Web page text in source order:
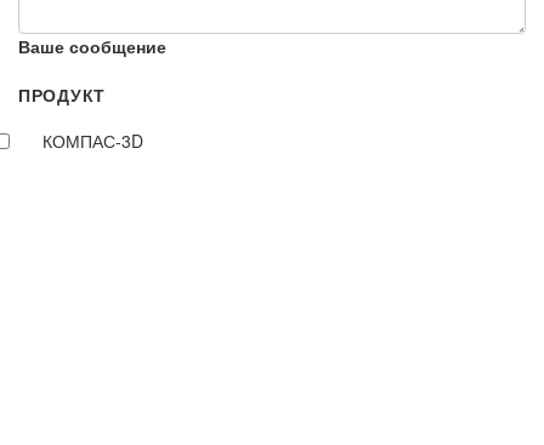
Ваше сообщение
ПРОДУКТ
КОМПАС-3D